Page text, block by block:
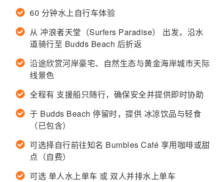
60 分钟水上自行车体验
从 冲浪者天堂（Surfers Paradise） 出发，沿水
道骑行至 Budds Beach 后折返
沿途欣赏河岸豪宅、自然生态与黄金海岸城市天际
线景色
全程有 支援船只随行，确保安全并提供即时协助
于 Budds Beach 停留时，提供 冰凉饮品与轻食
（已包含）
可选择自行前往知名 Bumbles Café 享用咖啡或甜
点（自费）
可选 单人水上单车 或 双人并排水上单车